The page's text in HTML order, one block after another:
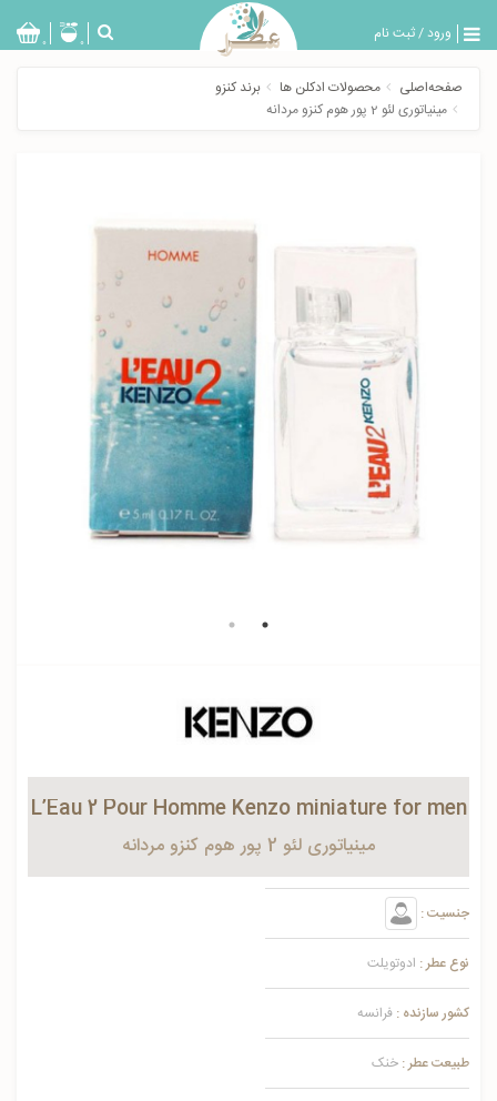
ورود/ثبت نام
بازگشت
0 0
صفحه‌اصلی محصولات ادکلن ها
برند کنزو
مینیاتوری لئو 2 پور هوم کنزو مردانه
L’Eau 2 Pour Homme Kenzo miniature for men
مینیاتوری لئو 2 پور هوم کنزو مردانه
جنسیت :
نوع عطر : ادوتویلت
کشور سازنده : فرانسه
طبیعت عطر : خنک